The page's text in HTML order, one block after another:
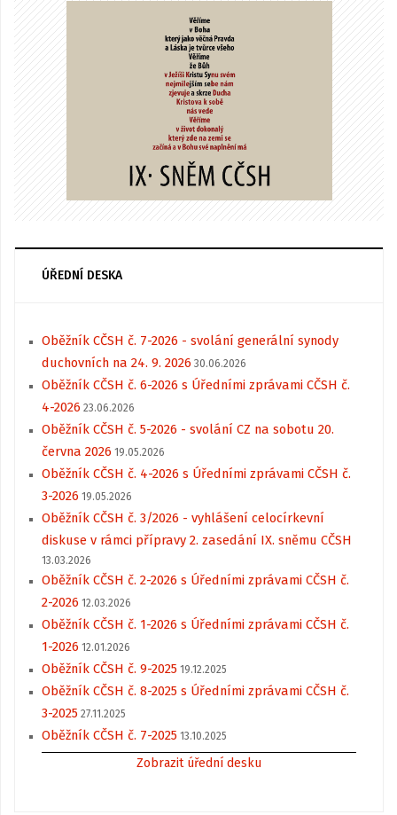
ÚŘEDNÍ DESKA
Oběžník CČSH č. 7-2026 - svolání generální synody
duchovních na 24. 9. 2026 30.06.2026
Oběžník CČSH č. 6-2026 s Úředními zprávami CČSH č.
4-2026 23.06.2026
Oběžník CČSH č. 5-2026 - svolání CZ na sobotu 20.
června 2026 19.05.2026
Oběžník CČSH č. 4-2026 s Úředními zprávami CČSH č.
3-2026 19.05.2026
Oběžník CČSH č. 3/2026 - vyhlášení celocírkevní
diskuse v rámci přípravy 2. zasedání IX. sněmu CČSH
13.03.2026
Oběžník CČSH č. 2-2026 s Úředními zprávami CČSH č.
2-2026 12.03.2026
Oběžník CČSH č. 1-2026 s Úředními zprávami CČSH č.
1-2026 12.01.2026
Oběžník CČSH č. 9-2025 19.12.2025
Oběžník CČSH č. 8-2025 s Úředními zprávami CČSH č.
3-2025 27.11.2025
Oběžník CČSH č. 7-2025 13.10.2025
Zobrazit úřední desku